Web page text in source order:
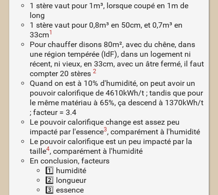
1 stère vaut pour 1m³, lorsque coupé en 1m de
long
1 stère vaut pour 0,8m³ en 50cm, et 0,7m³ en
33cm1
Pour chauffer disons 80m², avec du chêne, dans
une région tempérée (IdF), dans un logement ni
récent, ni vieux, en 33cm, avec un âtre fermé, il faut
compter 20 stères 2
Quand on est à 10% d'humidité, on peut avoir un
pouvoir calorifique de 4610kWh/t ; tandis que pour
le même matériau à 65%, ça descend à 1370kWh/t
; facteur = 3.4
Le pouvoir calorifique change est assez peu
impacté par l'essence3, comparément à l'humidité
Le pouvoir calorifique est un peu impacté par la
taille4, comparément à l'humidité
En conclusion, facteurs
1️⃣ humidité
2️⃣ longueur
3️⃣ essence